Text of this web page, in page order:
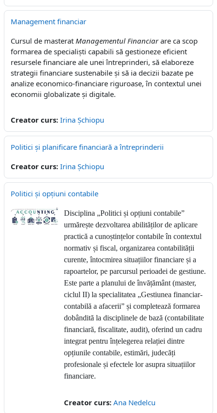
Management financiar
Cursul de masterat Managementul Financiarare ca scop
formarea de specialiști capabili să gestioneze eficient
resursele financiare ale unei întreprinderi, să elaboreze
strategii financiare sustenabile și să ia decizii bazate pe
analize economico-financiare riguroase, în contextul unei
economii globalizate și digitale.
Creator curs: Irina Șchiopu
Politici și planificare financiară a întreprinderii
Creator curs: Irina Șchiopu
Politici și opțiuni contabile
Disciplina „Politici și opțiuni contabile”
urmărește dezvoltarea abilităților de aplicare
practică a cunoștințelor contabile în contextul
normativ și fiscal, organizarea contabilității
curente, întocmirea situațiilor financiare și a
rapoartelor, pe parcursul perioadei de gestiune.
Este parte a planului de învățământ (master,
ciclul II) la specialitatea „Gestiunea financiar-
contabilă a afacerii” și completează formarea
dobândită la disciplinele de bază (contabilitate
financiară, fiscalitate, audit), oferind un cadru
integrat pentru înțelegerea relației dintre
opțiunile contabile, estimări, judecăți
profesionale și efectele lor asupra situațiilor
financiare.
Creator curs: Ana Nedelcu